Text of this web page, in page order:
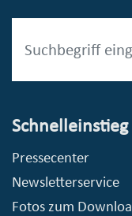
Schnelleinstieg
Pressecenter
Newsletterservice
Fotos zum